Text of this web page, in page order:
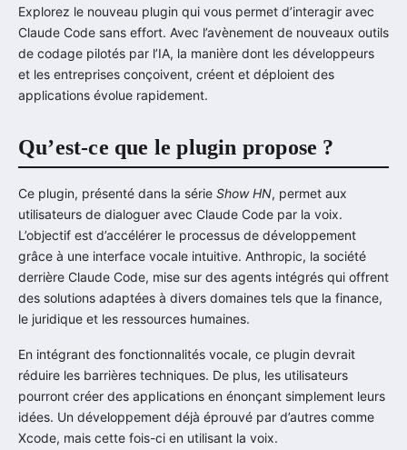
Explorez le nouveau plugin qui vous permet d’interagir avec
Claude Code sans effort. Avec l’avènement de nouveaux outils
de codage pilotés par l’IA, la manière dont les développeurs
et les entreprises conçoivent, créent et déploient des
applications évolue rapidement.
Qu’est-ce que le plugin propose ?
Ce plugin, présenté dans la série Show HN, permet aux
utilisateurs de dialoguer avec Claude Code par la voix.
L’objectif est d’accélérer le processus de développement
grâce à une interface vocale intuitive. Anthropic, la société
derrière Claude Code, mise sur des agents intégrés qui offrent
des solutions adaptées à divers domaines tels que la finance,
le juridique et les ressources humaines.
En intégrant des fonctionnalités vocale, ce plugin devrait
réduire les barrières techniques. De plus, les utilisateurs
pourront créer des applications en énonçant simplement leurs
idées. Un développement déjà éprouvé par d’autres comme
Xcode, mais cette fois-ci en utilisant la voix.